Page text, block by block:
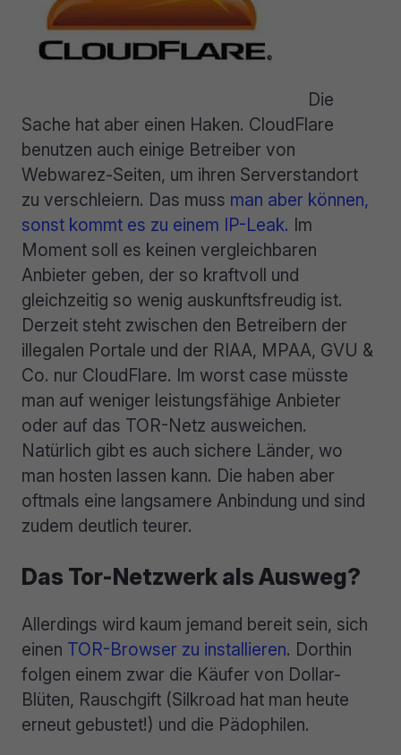
Die
Sache hat aber einen Haken. CloudFlare
benutzen auch einige Betreiber von
Webwarez-Seiten, um ihren Serverstandort
zu verschleiern. Das muss man aber können,
sonst kommt es zu einem IP-Leak. Im
Moment soll es keinen vergleichbaren
Anbieter geben, der so kraftvoll und
gleichzeitig so wenig auskunftsfreudig ist.
Derzeit steht zwischen den Betreibern der
illegalen Portale und der RIAA, MPAA, GVU &
Co. nur CloudFlare. Im worst case müsste
man auf weniger leistungsfähige Anbieter
oder auf das TOR-Netz ausweichen.
Natürlich gibt es auch sichere Länder, wo
man hosten lassen kann. Die haben aber
oftmals eine langsamere Anbindung und sind
zudem deutlich teurer.
Das Tor-Netzwerk als Ausweg?
Allerdings wird kaum jemand bereit sein, sich
einen TOR-Browser zu installieren. Dorthin
folgen einem zwar die Käufer von Dollar-
Blüten, Rauschgift (Silkroad hat man heute
erneut gebustet!) und die Pädophilen.